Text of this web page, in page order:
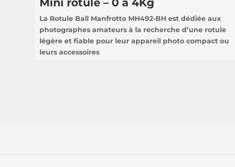
La Rotule Ball Manfrotto MH492-BH est dédiée aux
photographes amateurs à la recherche d’une rotule
légère et fiable pour leur appareil photo compact ou
leurs accessoires